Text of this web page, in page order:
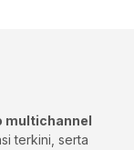
multichannel
terkini, serta